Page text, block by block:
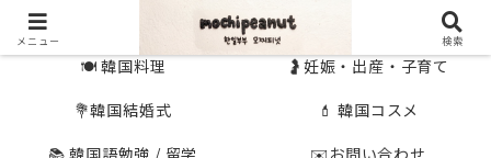
🍽 韓国料理
🤰妊娠・出産・子育て
💐韓国結婚式
💄 韓国コスメ
📚 韓国語勉強 / 留学
✉️お問い合わせ
メニュー 検索